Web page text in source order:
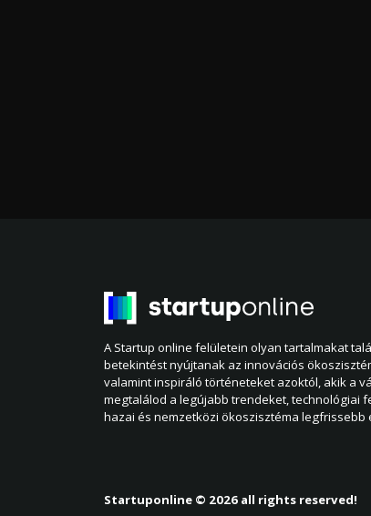
A Startup online felületein olyan tartalmakat
betekintést nyújtanak az innovációs
valamint inspiráló történeteket azoktól, akik a
megtalálod a legújabb trendeket, technológiai
hazai és nemzetközi ökoszisztéma legfrissebb
Startuponline © 2026 all rights reserved!